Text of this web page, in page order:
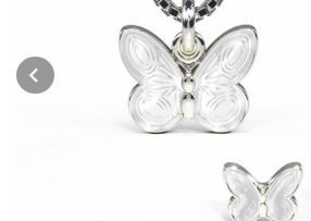
Prev